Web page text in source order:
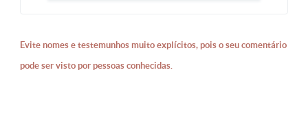
Evite nomes e testemunhos muito explícitos, pois o seu comentário
pode ser visto por pessoas conhecidas.